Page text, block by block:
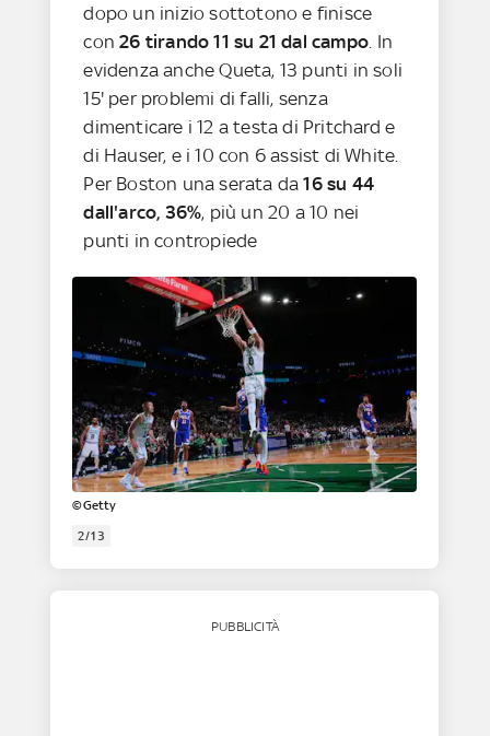
dopo un inizio sottotono e finisce
con26 tirando 11 su 21 dal campo . In
evidenza anche Queta, 13 punti in soli
15' per problemi di falli, senza
dimenticare i 12 a testa di Pritchard e
di Hauser, e i 10 con 6 assist di White.
Per Boston una serata da16 su 44
dall'arco, 36%, più un 20 a 10 nei
punti in contropiede
©Getty
2/13
PUBBLICITÀ